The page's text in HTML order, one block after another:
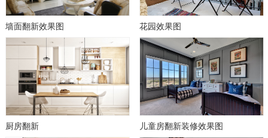
墙面翻新效果图 花园效果图
厨房翻新 儿童房翻新装修效果图